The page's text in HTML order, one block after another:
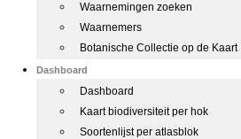
Waarnemingen zoeken
Waarnemers
Botanische Collectie op de Kaart
Dashboard
Dashboard
Kaart biodiversiteit per hok
Soortenlijst per atlasblok